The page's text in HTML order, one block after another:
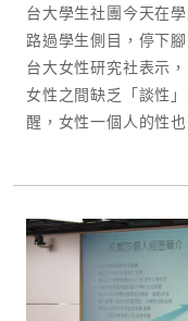
台大學生社團今天在
路過學生側目，停下
台大女性研究社表示
女性之間缺乏「談性
醒，女性一個人的性